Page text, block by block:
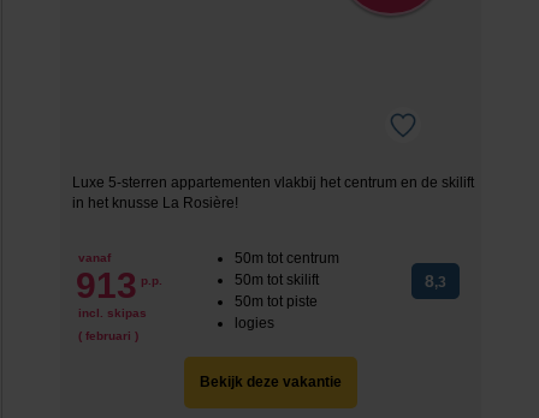
Luxe 5-sterren appartementen vlakbij het centrum en de skilift
in het knusse La Rosière!
vanaf
913 p.p.
incl. skipas
( februari )
50m tot centrum
50m tot skilift
50m tot piste
logies
8,3
Bekijk deze vakantie